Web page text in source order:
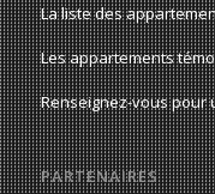
La liste des
Les appartements
Renseignez-vous pour
PARTENAIRES